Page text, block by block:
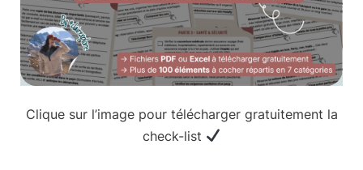
Clique sur l’image pour télécharger gratuitement la
check-list